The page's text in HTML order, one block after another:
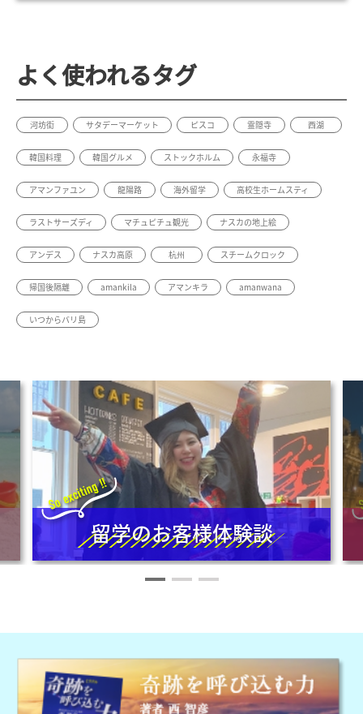
よく使われるタグ
河坊街 サタデーマーケット ピスコ 霊隠寺 西湖
韓国料理 韓国グルメ ストックホルム 永福寺
アマンファユン 龍陽路 海外留学 高校生ホームスティ
ラストサーズディ マチュピチュ観光 ナスカの地上絵
アンデス ナスカ高原 杭州 スチームクロック
帰国後隔離 amankila アマンキラ amanwana
いつからバリ島
留学のお客様体験談